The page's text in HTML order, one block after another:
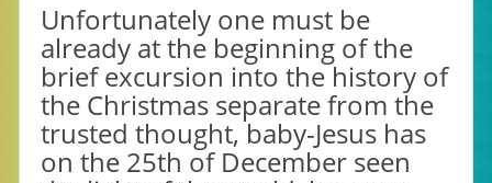
Unfortunately one must be
already at the beginning of the
brief excursion into the history of
the Christmas separate from the
trusted thought, baby-Jesus has
on the 25th of December seen